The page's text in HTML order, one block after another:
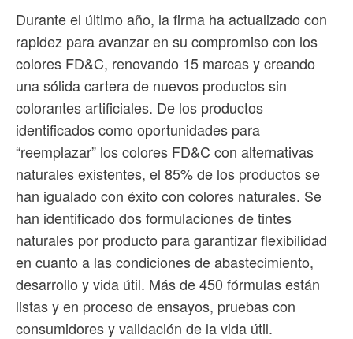
Durante el último año, la firma ha actualizado con
rapidez para avanzar en su compromiso con los
colores FD&C, renovando 15 marcas y creando
una sólida cartera de nuevos productos sin
colorantes artificiales. De los productos
identificados como oportunidades para
“reemplazar” los colores FD&C con alternativas
naturales existentes, el 85% de los productos se
han igualado con éxito con colores naturales. Se
han identificado dos formulaciones de tintes
naturales por producto para garantizar flexibilidad
en cuanto a las condiciones de abastecimiento,
desarrollo y vida útil. Más de 450 fórmulas están
listas y en proceso de ensayos, pruebas con
consumidores y validación de la vida útil.